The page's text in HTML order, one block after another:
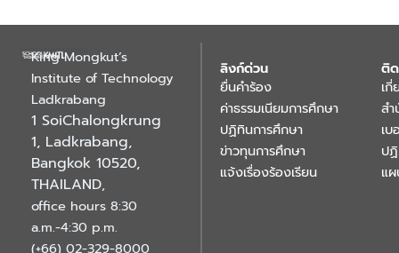
King Mongkut’s
Institute of Technology
Ladkrabang
1 SoiChalongkrung
1, Ladkrabang,
Bangkok 10520,
THAILAND,
office hours 8:30
a.m.-4:30 p.m.
(+66) 02-329-8000
ลิงก์ด่วน
ยื่นคำร้อง
ค่าธรรมเนียมการศึกษา
ปฏิทินการศึกษา
ข่าวทุนการศึกษา
แจ้งเรื่องร้องเรียน
ติ
เกี่
ส
เ
ป
แ